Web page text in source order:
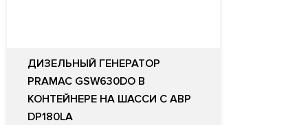
ДИЗЕЛЬНЫЙ ГЕНЕРАТОР
PRAMAC GSW630DO В
КОНТЕЙНЕРЕ НА ШАССИ С АВР
DP180LA